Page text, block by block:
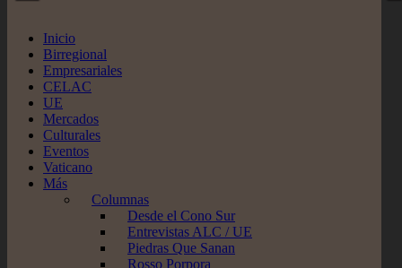
Inicio
Birregional
Empresariales
CELAC
UE
Mercados
Culturales
Eventos
Vaticano
Más
Columnas
Desde el Cono Sur
Entrevistas ALC / UE
Piedras Que Sanan
Rosso Porpora